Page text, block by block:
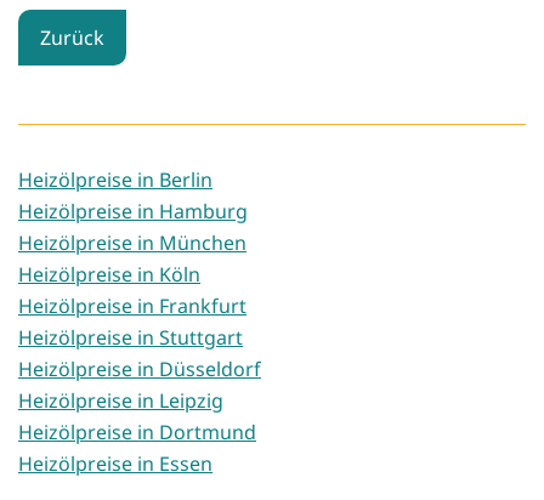
Zurück
Heizölpreise in Berlin
Heizölpreise in Hamburg
Heizölpreise in München
Heizölpreise in Köln
Heizölpreise in Frankfurt
Heizölpreise in Stuttgart
Heizölpreise in Düsseldorf
Heizölpreise in Leipzig
Heizölpreise in Dortmund
Heizölpreise in Essen